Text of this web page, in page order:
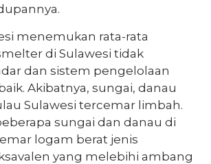
menemukan rata-rata
di Sulawesi tidak
dan sistem pengelolaan
Akibatnya, sungai, danau
Sulawesi tercemar limbah.
sungai dan danau di
logam berat jenis
yang melebihi ambang